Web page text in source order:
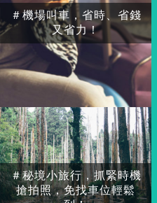
＃秘境小旅行，抓緊時機
搶拍照，免找車位輕鬆
＃機場叫車，省時、省錢
又省力！